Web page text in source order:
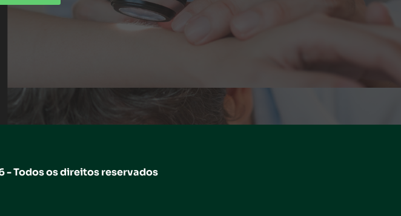
- Todos os direitos reservados